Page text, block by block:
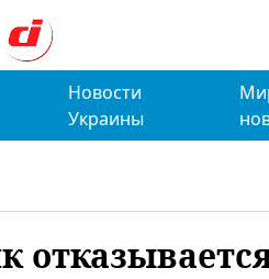
Новости
Украины